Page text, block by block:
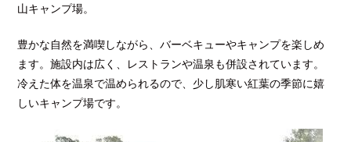
山キャンプ場。
豊かな自然を満喫しながら、バーベキューやキャンプを楽しめ
ます。施設内は広く、レストランや温泉も併設されています。
冷えた体を温泉で温められるので、少し肌寒い紅葉の季節に嬉
しいキャンプ場です。